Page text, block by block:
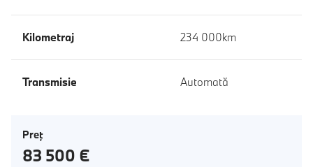
Kilometraj 234 000km
Transmisie Automată
Preţ
83 500 €